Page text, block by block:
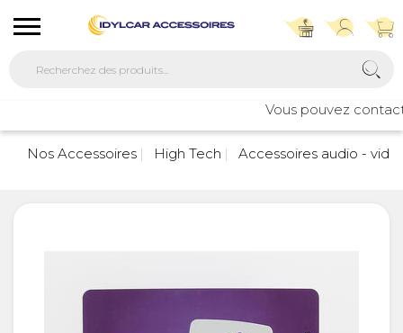
Vous pouvez
Nos Accessoires
High Tech Accessoires audio -